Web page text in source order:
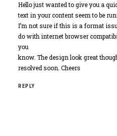
Hello just wanted to give you a
text in your content seem to be
I’m not sure if this is a format
do with internet browser
you
know. The design look great
resolved soon. Cheers
REPLY